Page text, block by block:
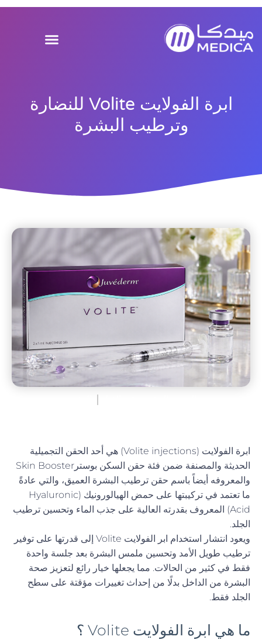
تخطي
المحتوى
ابرة الفولايت Volite للنضارة
وترطيب البشرة
ابرة الفولايت (Volite injections) هي أحد الحقن التجميلية
الحديثة والمصنفة ضمن فئة حقن السكن بوسترSkin Booster
والمعروفه أيضاً باسم حقن ترطيب البشرة العميق، والتي عادةً
ما تعتمد في تركيبتها على حمض الهيالورونيك (Hyaluronic
Acid) المعروف بقدرته العالية على جذب الماء وتحسين ترطيب
الجلد.
ويعود انتشار استخدام ابر الفولايت Volite إلى قدرتها على توفير
ترطيب طويل الأمد وتحسين ملمس البشرة بعد جلسة واحدة
فقط في كثير من الحالات. مما يجعلها خيار رائع لتعزيز صحة
البشرة من الداخل بدلًا من إحداث تغييرات مؤقتة على سطح
الجلد فقط.
ما هي ابرة الفولايت Volite ؟